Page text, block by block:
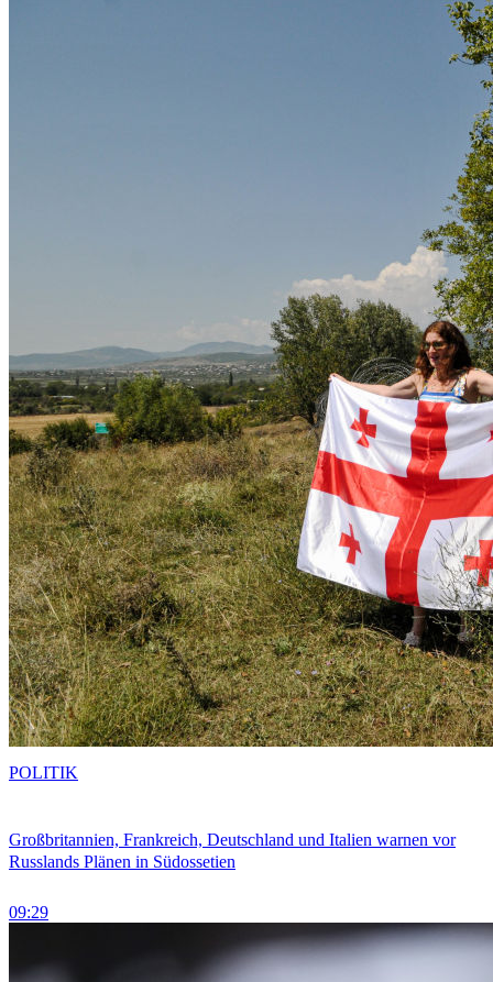
Großbritannien, Frankreich, Deutschland und Italien warnen vor
Russlands Plänen in Südossetien
09:29
POLITIK